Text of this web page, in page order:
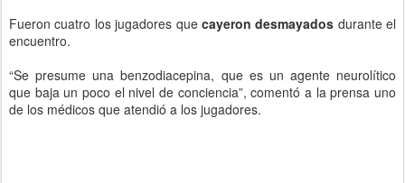
Fueron cuatro los jugadores que cayeron desmayados durante el
encuentro.
“Se presume una benzodiacepina, que es un agente neurolítico
que baja un poco el nivel de conciencia”, comentó a la prensa uno
de los médicos que atendió a los jugadores.